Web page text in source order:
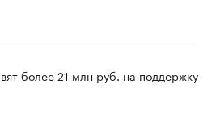
более 21 млн руб. на поддержку